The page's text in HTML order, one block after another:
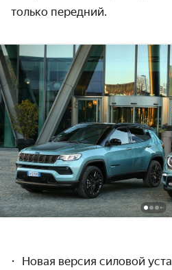
только передний.
Новая версия силовой